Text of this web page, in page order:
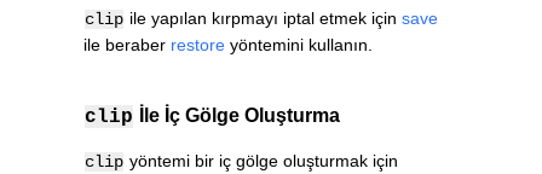
clip ile yapılan kırpmayı iptal etmek için save
ile beraber restore yöntemini kullanın.
clip İle İç Gölge Oluşturma
clip yöntemi bir iç gölge oluşturmak için